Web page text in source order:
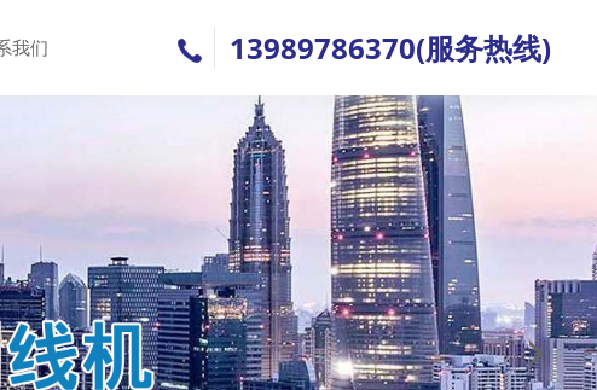
我们 13989786370(服务热线)